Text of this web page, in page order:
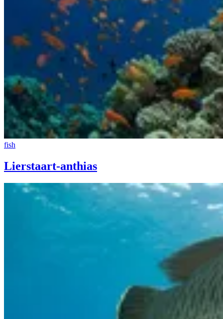
fish
Lierstaart-anthias